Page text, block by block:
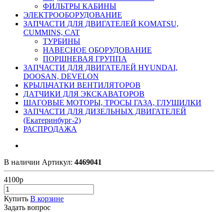
ФИЛЬТРЫ КАБИНЫ
ЭЛЕКТРООБОРУДОВАНИЕ
ЗАПЧАСТИ ДЛЯ ДВИГАТЕЛЕЙ KOMATSU,
CUMMINS, CAT
ТУРБИНЫ
НАВЕСНОЕ ОБОРУДОВАНИЕ
ПОРШНЕВАЯ ГРУППА
ЗАПЧАСТИ ДЛЯ ДВИГАТЕЛЕЙ HYUNDAI,
DOOSAN, DEVELON
КРЫЛЬЧАТКИ ВЕНТИЛЯТОРОВ
ДАТЧИКИ ДЛЯ ЭКСКАВАТОРОВ
ШАГОВЫЕ МОТОРЫ, ТРОСЫ ГАЗА, ГЛУШИЛКИ
ЗАПЧАСТИ ДЛЯ ДИЗЕЛЬНЫХ ДВИГАТЕЛЕЙ
(Екатеринбург-2)
РАСПРОДАЖА
В наличии Артикул: 4469041
4100р
Купить В корзине
Задать вопрос